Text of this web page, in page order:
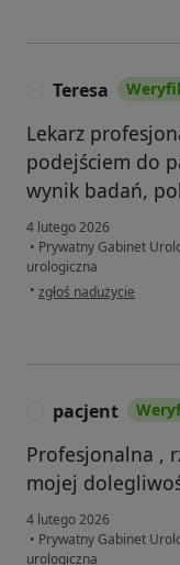
Teresa
Lekarz
podejściem do
wynik badań,
4 lutego 2026
• Prywatny Gabinet
urologiczna
• w opinii użytkownika
zgłoś nadużycie
pacjent
Profesjonalna ,
mojej
4 lutego 2026
• Prywatny Gabinet
urologiczna